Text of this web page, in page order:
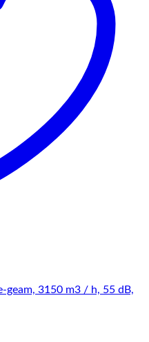
geam, 3150 m3 / h, 55 dB,